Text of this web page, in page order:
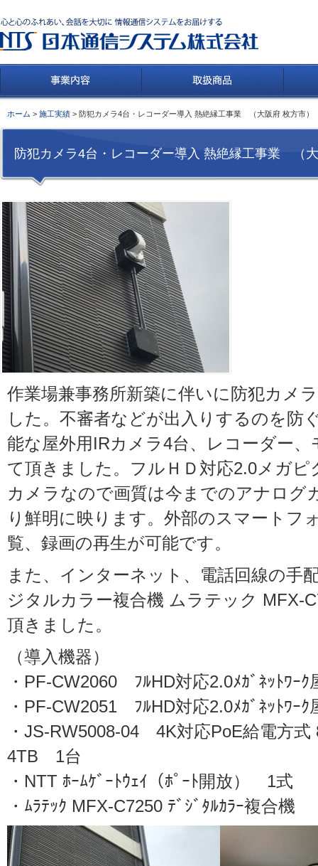
ホーム > 施工実績 > 防犯カメラ4台・レコーダー導入 熱絶縁工事業 （大阪府 枚方市）
防犯カメラ4台・レコーダー導入 熱絶縁工事業 （
作業場兼事務所新築に伴いに防犯カメ
した。不審者などが出入りするのを防
能な屋外用IRカメラ4台、レコーダー
て頂きました。フルＨＤ対応2.0メガ
カメラなので画質は今までのアナログ
り鮮明に映ります。外部のスマートフ
覧、録画の再生が可能です。
また、インターネット、電話回線の手
ジタルカラー複合機 ムラテック MFX-
頂きました。
（導入機器）
・PF-CW2060 ﾌﾙHD対応2.0ﾒｶﾞﾈｯﾄﾜｰ
・PF-CW2051 ﾌﾙHD対応2.0ﾒｶﾞﾈｯﾄﾜｰ
・JS-RW5008-04 4K対応PoE給電方式
4TB 1台
・NTT ﾎｰﾑｹﾞｰﾄｳｪｲ（ﾎﾟｰﾄ開放） 1式
・ﾑﾗﾃｯｸ MFX-C7250 ﾃﾞｼﾞﾀﾙｶﾗｰ複合機